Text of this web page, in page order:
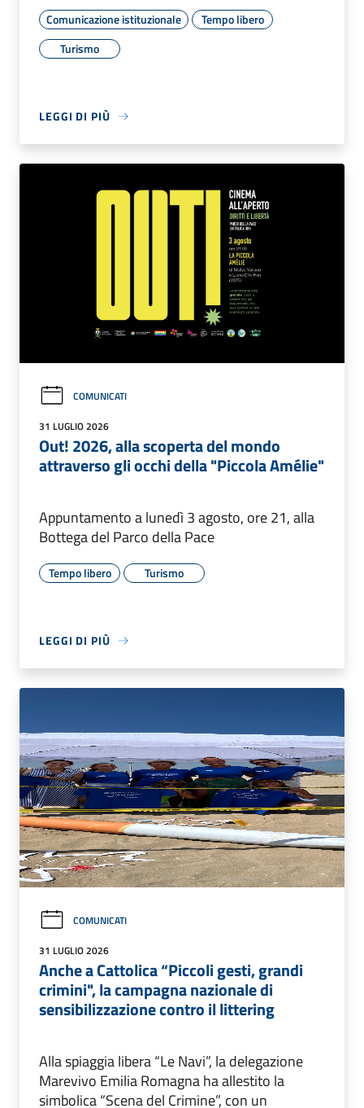
Comunicazione istituzionale
Tempo libero
Turismo
LEGGI DI PIÙ
COMUNICATI
31 LUGLIO 2026
Out! 2026, alla scoperta del mondo
attraverso gli occhi della "Piccola Amélie"
Appuntamento a lunedì 3 agosto, ore 21, alla
Bottega del Parco della Pace
Tempo libero Turismo
LEGGI DI PIÙ
COMUNICATI
31 LUGLIO 2026
Anche a Cattolica “Piccoli gesti, grandi
crimini", la campagna nazionale di
sensibilizzazione contro il littering
Alla spiaggia libera “Le Navi”, la delegazione
Marevivo Emilia Romagna ha allestito la
simbolica “Scena del Crimine”, con un